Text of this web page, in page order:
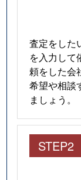
査定をした
を入力して
頼をした会
希望や相談
ましょう。
STEP2